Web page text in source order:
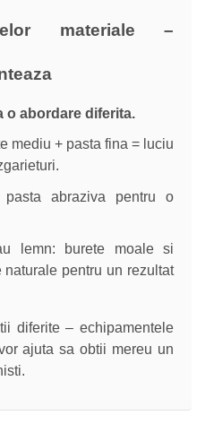
materiale –
o abordare diferita.
mediu + pasta fina = luciu
abraziva pentru o
lemn: burete moale si
naturale pentru un rezultat
diferite – echipamentele
ajuta sa obtii mereu un